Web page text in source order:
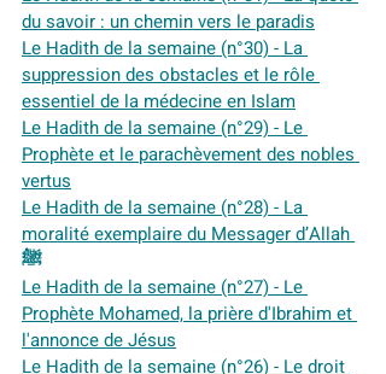
du savoir : un chemin vers le paradis
Le Hadith de la semaine (n°30) - La
suppression des obstacles et le rôle
essentiel de la médecine en Islam
Le Hadith de la semaine (n°29) - Le
Prophète et le parachèvement des nobles
vertus
Le Hadith de la semaine (n°28) - La
moralité exemplaire du Messager d’Allah
ﷺ
Le Hadith de la semaine (n°27) - Le
Prophète Mohamed, la prière d'Ibrahim et
l'annonce de Jésus
Le Hadith de la semaine (n°26) - Le droit